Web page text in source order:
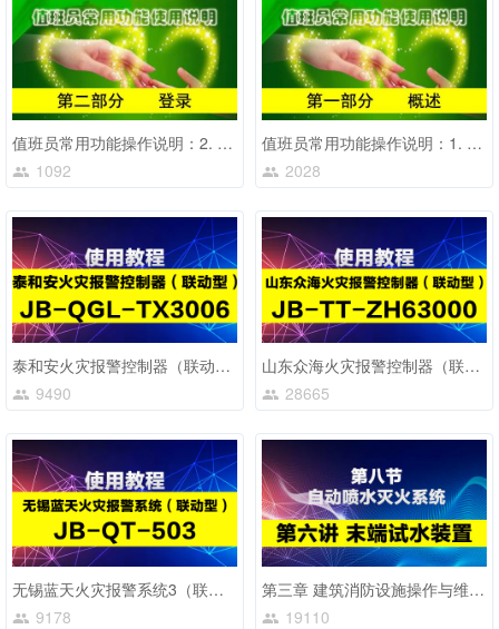
值班员常用功能操作说明：2. 登录
1092
值班员常用功能操作说明：1. 概述
2028
泰和安火灾报警控制器（联动型）JB-QGL-TX3006
9490
山东众海火灾报警控制器（联动型）JB-TT-ZH63000
28665
无锡蓝天火灾报警系统3（联动型）JB-QT-503型
9178
第三章 建筑消防设施操作与维护 第八节 第6讲
19110